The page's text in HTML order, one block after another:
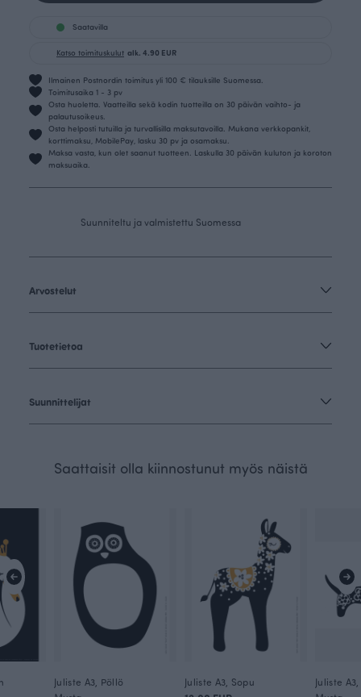
Saatavilla
Katso toimituskulut alk. 4.90 EUR
Ilmainen Postnordin toimitus yli 100 € tilauksille Suomessa.
Toimitusaika 1 - 3 pv
Osta huoletta. Vaatteilla sekä kodin tuotteilla on 30 päivän vaihto- ja
palautusoikeus.
Osta helposti tutuilla ja turvallisilla maksutavoilla. Mukana verkkopankit,
korttimaksu, MobilePay, lasku 30 pv ja osamaksu.
Maksa vasta, kun olet saanut tuotteen. Laskulla 30 päivän kuluton ja koroton
maksuaika.
Suunniteltu ja valmistettu Suomessa
Arvostelut
Tuotetietoa
Suunnittelijat
Saattaisit olla kiinnostunut myös näistä
Juliste A3, Pöllö
Juliste A3, Sopu
Juliste